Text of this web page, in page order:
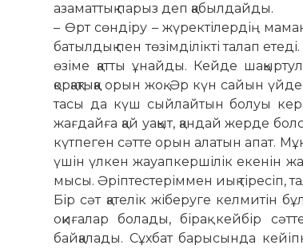
азаматтық парыз деп қа­был­дайды.
– Өрт сөндіру – жүректілердің
ба­тыл­дық пен төзімділікті талап
өзі­ме қатты ұнайды. Кейде
қорқақтыққа орын жоқ. Әр күн
тасы да күш сый­лайтын болуы
жағдайға қай уақыт, қандай жерде
күтпеген сәтте орын алатын апат.
үшін үлкен жауап­кер­шілік екенін
мысы. Әріптестеріммен иық тіресіп,
Бір сәт қателік жіберуге келмитін
оқиғалар болады, бірақ кейбір
байқалады. Сұхбат барысында